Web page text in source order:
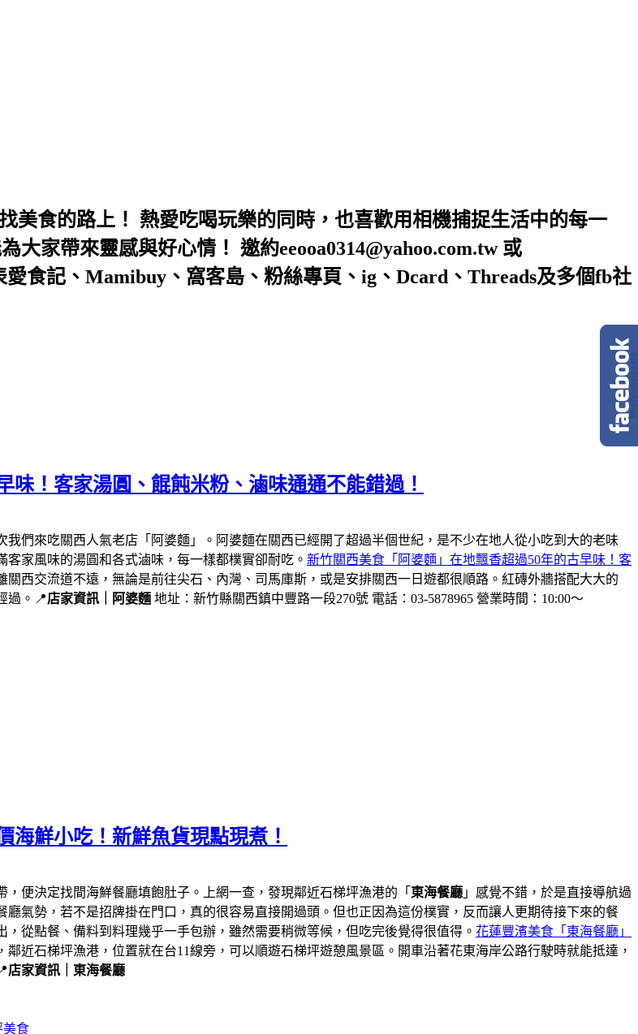
美食的路上！ 熱愛吃喝玩樂的同時，也喜歡用相機捕捉生活中的每一
家帶來靈感與好心情！ 邀約eeooa0314@yahoo.com.tw 或
愛食記、Mamibuy、窩客島、粉絲專頁、ig、Dcard、Threads及多個fb社
！客家湯圓、餛飩米粉、滷味通通不能錯過！
們來吃關西人氣老店「阿婆麵」。阿婆麵在關西已經開了超過半個世紀，是不少在地人從小吃到大的老味
家風味的湯圓和各式滷味，每一樣都樸實卻耐吃。 新竹關西美食「阿婆麵」在地飄香超過50年的古早味！客
關西交流道不遠，無論是前往尖石、內灣、司馬庫斯，或是安排關西一日遊都很順路。紅磚外牆搭配大大的
過。📍店家資訊｜阿婆麵 地址：新竹縣關西鎮中豐路一段270號 電話：03-5878965 營業時間：10:00～
鮮小吃！新鮮魚貨現點現煮！
便決定找間海鮮餐廳填飽肚子。上網一查，發現鄰近石梯坪漁港的「 東海餐廳 」感覺不錯，於是直接導航過
氣勢，若不是招牌掛在門口，真的很容易直接開過頭。但也正因為這份樸實，反而讓人更期待接下來的餐
從點餐、備料到料理幾乎一手包辦，雖然需要稍微等候，但吃完後覺得很值得。 花蓮豐濱美食「東海餐廳」
鄰近石梯坪漁港，位置就在台11線旁，可以順遊石梯坪遊憩風景區。開車沿著花東海岸公路行駛時就能抵達，
店家資訊｜東海餐廳
美食